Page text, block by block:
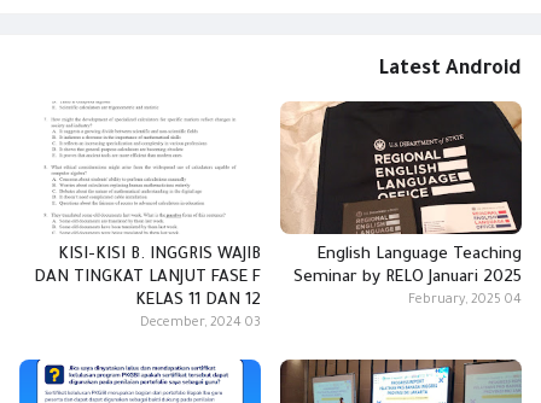
Latest Android
English Language Teaching
Seminar by RELO Januari 2025
04 February, 2025
KISI-KISI B. INGGRIS WAJIB
DAN TINGKAT LANJUT FASE F
KELAS 11 DAN 12
03 December, 2024